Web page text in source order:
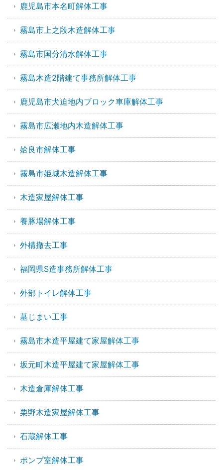
鹿児島市本名町解体工事
霧島市上之段木造解体工事
霧島市国分清水解体工事
霧島木造2階建て事務所解体工事
鹿児島市犬迫地内ブロック車庫解体工事
霧島市広瀬地内木造解体工事
姶良市解体工事
霧島市姫城木造解体工事
木造家屋解体工事
養豚場解体工事
外構撤去工事
福岡県S造事務所解体工事
外部トイレ解体工事
墓じまい工事
霧島市木造平屋建て家屋解体工事
坂元町木造平屋建て家屋解体工事
木造倉庫解体工事
栗野木造家屋解体工事
石蔵解体工事
ポンプ室解体工事